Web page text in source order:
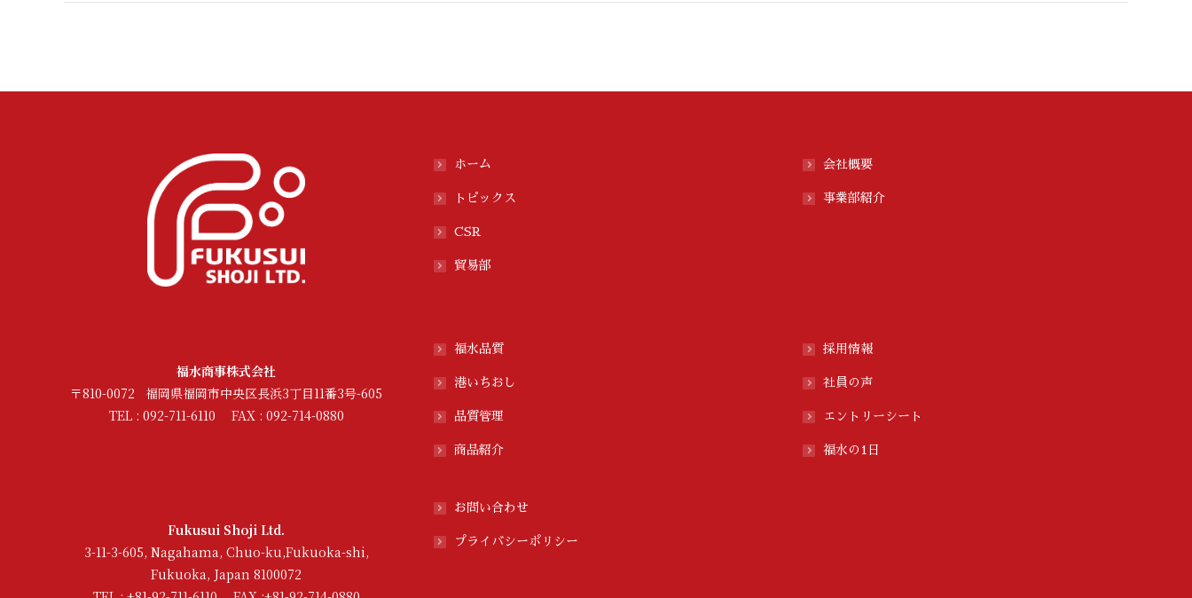
ホーム
トピックス
CSR
貿易部
会社概要
事業部紹介
福水商事株式会社
〒810-0072 福岡県福岡市中央区長浜3丁目11番3号-605
TEL : 092-711-6110 FAX : 092-714-0880
福水品質
港いちおし
品質管理
商品紹介
採用情報
社員の声
エントリーシート
福水の1日
Fukusui Shoji Ltd.
3-11-3-605, Nagahama, Chuo-ku,Fukuoka-shi,
Fukuoka, Japan 8100072
お問い合わせ
プライバシーポリシー